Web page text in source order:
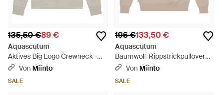
135,50 €89 €
Aquascutum
Aktives Big Logo Crewneck -
WeißVon Miinto
SALE
196 €133,50 €
Aquascutum
Baumwoll-Rippstrickpullover
Mit Regulärer Passform - Weiß
Von Miinto
SALE